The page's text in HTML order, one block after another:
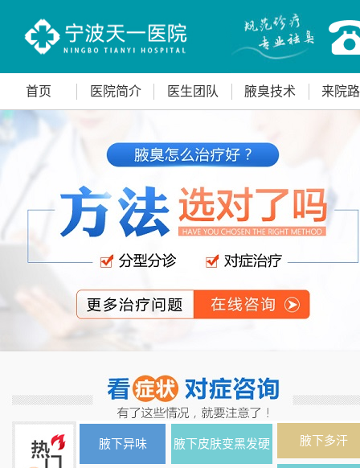
首页 医院简介 医生团队 腋臭技术 来院
腋下异味 腋下皮肤变黑发硬 腋下多汗